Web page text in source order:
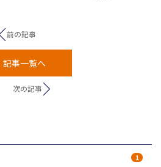
前の記事
記事一覧へ
次の記事
1